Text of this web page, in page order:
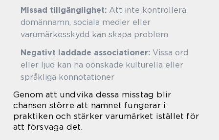
Missad tillgänglighet: Att inte kontrollera
domännamn, sociala medier eller
varumärkesskydd kan skapa problem
Negativt laddade associationer: Vissa ord
eller ljud kan ha oönskade kulturella eller
språkliga konnotationer
Genom att undvika dessa misstag blir
chansen större att namnet fungerar i
praktiken och stärker varumärket istället för
att försvaga det.